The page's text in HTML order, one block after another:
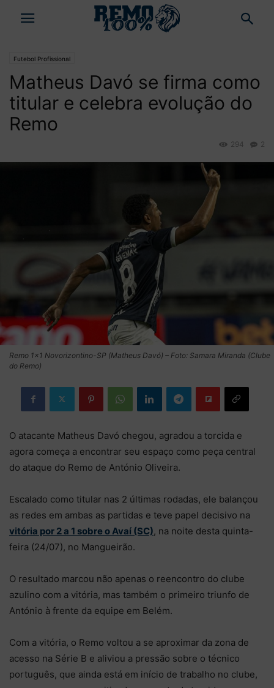
Futebol Profissional
Matheus Davó se firma como
titular e celebra evolução do
Remo
2
294
Remo 1×1 Novorizontino-SP (Matheus Davó) – Foto: Samara Miranda (Clube
do Remo)
O atacante Matheus Davó chegou, agradou a torcida e
agora começa a encontrar seu espaço como peça central
do ataque do Remo de António Oliveira.
Escalado como titular nas 2 últimas rodadas, ele balançou
as redes em ambas as partidas e teve papel decisivo na
vitória por 2 a 1 sobre o Avaí (SC), na noite desta quinta-
feira (24/07), no Mangueirão.
O resultado marcou não apenas o reencontro do clube
azulino com a vitória, mas também o primeiro triunfo de
António à frente da equipe em Belém.
Com a vitória, o Remo voltou a se aproximar da zona de
acesso na Série B e aliviou a pressão sobre o técnico
português, que ainda está em início de trabalho no clube,